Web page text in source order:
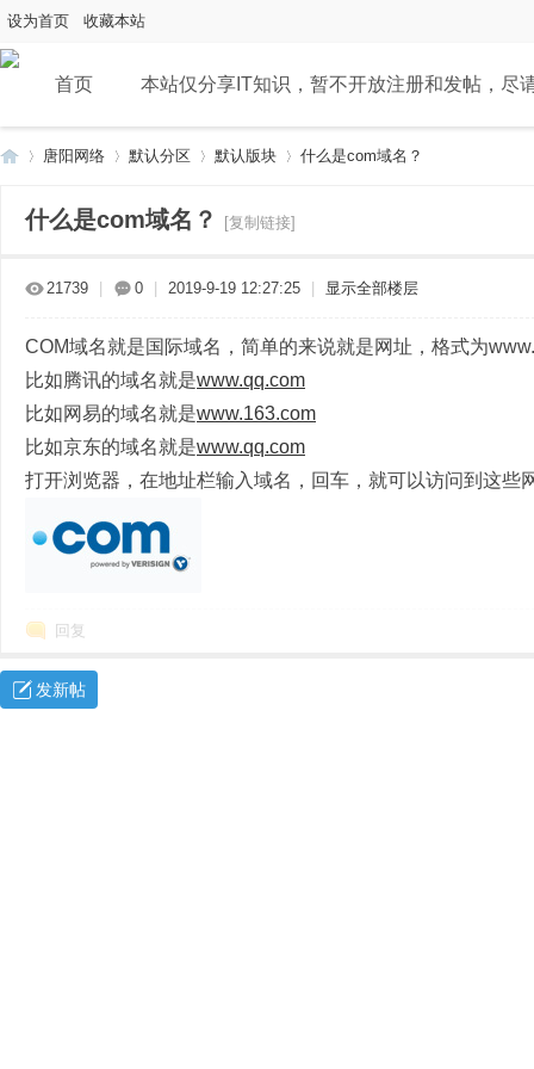
设为首页 收藏本站
首页 本站仅分享IT知识，暂不开放注册和发帖，尽
唐阳网络 默认分区 默认版块 什么是com域名？
什么是com域名？ [复制链接]
21739 0 2019-9-19 12:27:25 显示全部楼层
COM域名就是国际域名，简单的来说就是网址，格式为
比如腾讯的域名就是www.qq.com
比如网易的域名就是www.163.com
比如京东的域名就是www.qq.com
打开浏览器，在地址栏输入域名，回车，就可以访问到这些
回复
发新帖